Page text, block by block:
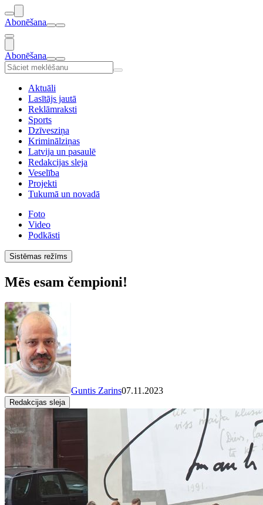
Abonēšana
Abonēšana
Aktuāli
Lasītājs jautā
Reklāmraksti
Sports
Dzīvesziņa
Kriminālziņas
Latvija un pasaulē
Redakcijas sleja
Veselība
Projekti
Tukumā un novadā
Foto
Video
Podkāsti
Sistēmas režīms
Mēs esam čempioni!
Guntis Zarins07.11.2023
Redakcijas sleja